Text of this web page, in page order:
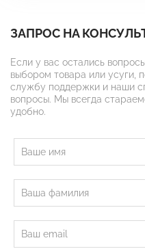
ЗАПРОС НА
Если у вас остались
выбором товара или усуги,
службу поддержки и наши
вопросы. Мы всегда
удобно.